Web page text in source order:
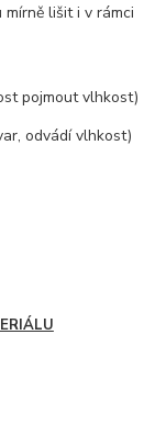
lišit i v rámci
pojmout vlhkost)
odvádí vlhkost)